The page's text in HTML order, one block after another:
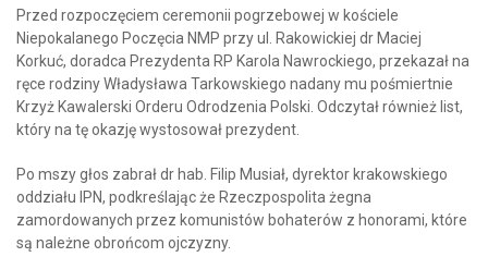
Przed rozpoczęciem ceremonii pogrzebowej w kościele
Niepokalanego Poczęcia NMP przy ul. Rakowickiej dr Maciej
Korkuć, doradca Prezydenta RP Karola Nawrockiego, przekazał na
ręce rodziny Władysława Tarkowskiego nadany mu pośmiertnie
Krzyż Kawalerski Orderu Odrodzenia Polski. Odczytał również list,
który na tę okazję wystosował prezydent.
Po mszy głos zabrał dr hab. Filip Musiał, dyrektor krakowskiego
oddziału IPN, podkreślając że Rzeczpospolita żegna
zamordowanych przez komunistów bohaterów z honorami, które
są należne obrońcom ojczyzny.